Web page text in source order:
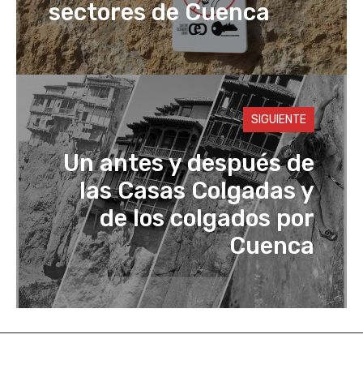
sectores de Cuenca
SIGUIENTE
Un antes y después de
las Casas Colgadas y
de los colgados por
Cuenca